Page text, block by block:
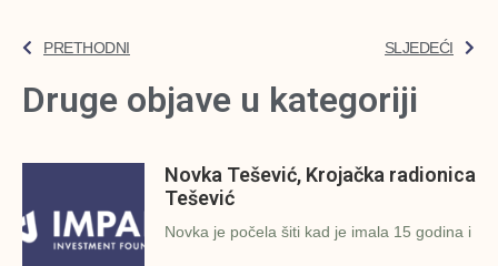
PRETHODNI SLJEDEĆI
Druge objave u kategoriji
Novka Tešević, Krojačka radionica
Tešević
Novka je počela šiti kad je imala 15 godina i